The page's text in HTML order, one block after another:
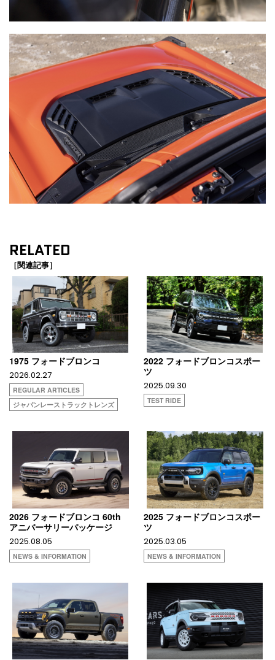
RELATED
［関連記事］
1975 フォードブロンコ
2026.02.27
REGULAR ARTICLES
ジャパンレーストラックトレンズ
2022 フォードブロンコスポー
ツ
2025.09.30
TEST RIDE
2026 フォードブロンコ 60th
アニバーサリーパッケージ
2025.08.05
NEWS & INFORMATION
2025 フォードブロンコスポー
ツ
2025.03.05
NEWS & INFORMATION